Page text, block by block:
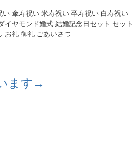
傘寿祝い 米寿祝い 卒寿祝い 白寿祝い
イヤモンド婚式 結婚記念日セット セット
お礼 御礼 ごあいさつ
ます→